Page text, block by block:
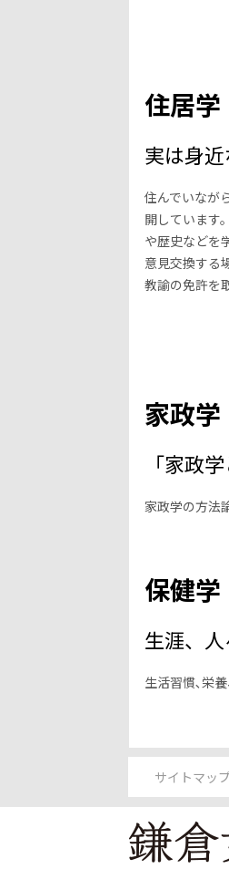
住居学
実は身
住んでいなが
開しています
や歴史などを
意見交換する
教諭の免許を
家政学
「家政
家政学の方法
保健学
生涯、
生活習慣､栄
サイトマッ